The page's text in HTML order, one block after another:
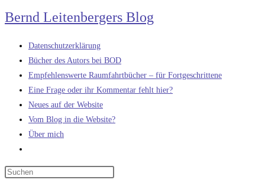
Zum
Inhalt
springen
Bernd Leitenbergers Blog
Datenschutzerklärung
Bücher des Autors bei BOD
Empfehlenswerte Raumfahrtbücher – für Fortgeschrittene
Eine Frage oder ihr Kommentar fehlt hier?
Neues auf der Website
Vom Blog in die Website?
Über mich
umschalten